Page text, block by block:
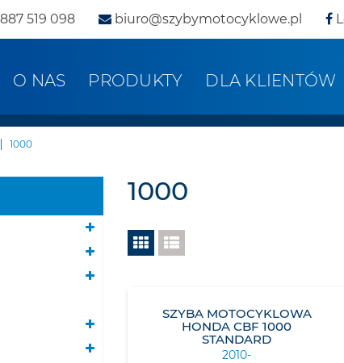
519 098 biuro@szybymotocyklowe.pl
O NAS PRODUKTY DLA KLIENTÓW
1000
1000
SZYBA MOTOCYKLOWA
HONDA CBF 1000
STANDARD
2010-